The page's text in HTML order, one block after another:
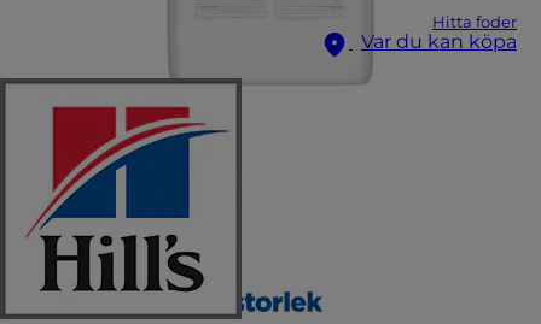
Hitta foder
Var du kan köpa